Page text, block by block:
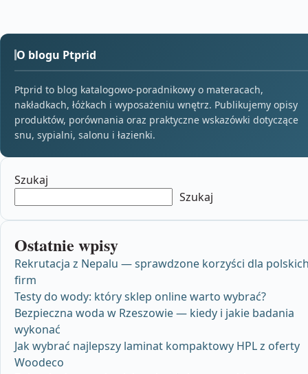
O blogu Ptprid
Ptprid to blog katalogowo-poradnikowy o materacach,
nakładkach, łóżkach i wyposażeniu wnętrz. Publikujemy opisy
produktów, porównania oraz praktyczne wskazówki dotyczące
snu, sypialni, salonu i łazienki.
Szukaj
Szukaj
Ostatnie wpisy
Rekrutacja z Nepalu — sprawdzone korzyści dla
firm
Testy do wody: który sklep online warto wybrać?
Bezpieczna woda w Rzeszowie — kiedy i jakie badania
wykonać
Jak wybrać najlepszy laminat kompaktowy HPL z oferty
Woodeco